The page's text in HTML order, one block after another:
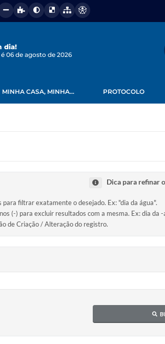
dia!
06 de agosto de 2026
MINHA CASA, MINHA... PROTOCOLO
Dica para refinar
filtrar exatamente o desejado. Ex: "dia da água".
(-) para excluir resultados com a mesma. Ex: dia da -
de Criação / Alteração do registro.